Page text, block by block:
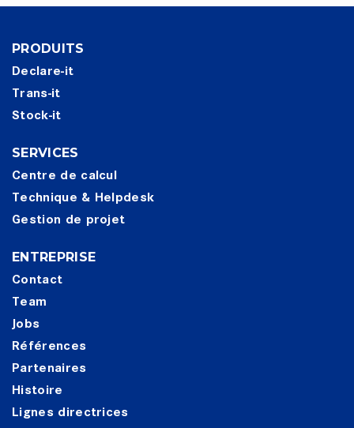
PRODUITS
Declare-it
Trans-it
Stock-it
SERVICES
Centre de calcul
Technique & Helpdesk
Gestion de projet
ENTREPRISE
Contact
Team
Jobs
Références
Partenaires
Histoire
Lignes directrices